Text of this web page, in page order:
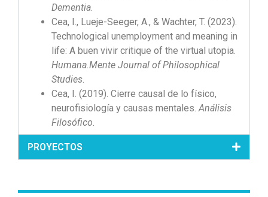
Dementia.
Cea, I., Lueje-Seeger, A., & Wachter, T. (2023).
Technological unemployment and meaning in
life: A buen vivir critique of the virtual utopia.
Humana.Mente Journal of Philosophical
Studies.
Cea, I. (2019). Cierre causal de lo físico,
neurofisiología y causas mentales.Análisis
Filosófico.
PROYECTOS